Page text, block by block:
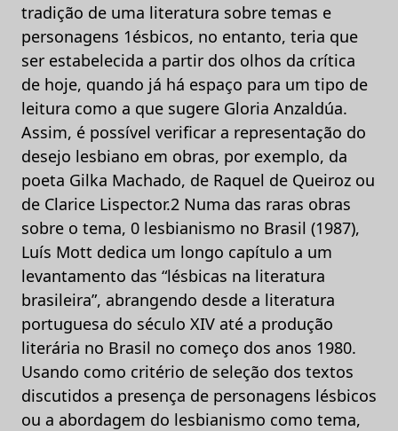
tradição de uma literatura sobre temas e
personagens 1ésbicos, no entanto, teria que
ser estabelecida a partir dos olhos da crítica
de hoje, quando já há espaço para um tipo de
leitura como a que sugere Gloria Anzaldúa.
Assim, é possível verificar a representação do
desejo lesbiano em obras, por exemplo, da
poeta Gilka Machado, de Raquel de Queiroz ou
de Clarice Lispector.2 Numa das raras obras
sobre o tema, 0 lesbianismo no Brasil (1987),
Luís Mott dedica um longo capítulo a um
levantamento das “lésbicas na literatura
brasileira”, abrangendo desde a literatura
portuguesa do século XIV até a produção
literária no Brasil no começo dos anos 1980.
Usando como critério de seleção dos textos
discutidos a presença de personagens lésbicos
ou a abordagem do lesbianismo como tema,